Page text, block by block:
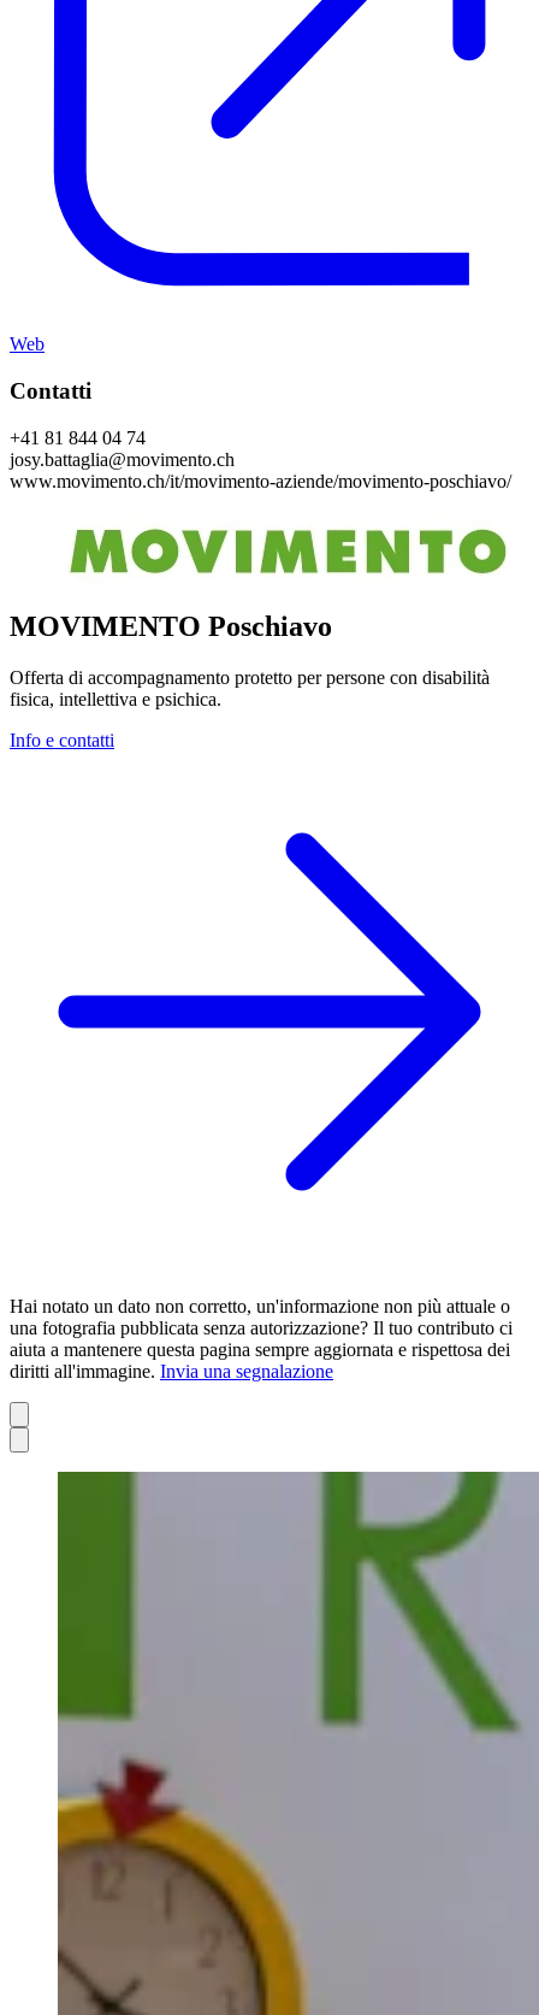
Web
Contatti
+41 81 844 04 74
josy.battaglia@movimento.ch
www.movimento.ch/it/movimento-aziende/movimento-poschiavo/
MOVIMENTO Poschiavo
Offerta di accompagnamento protetto per persone con disabilità
fisica, intellettiva e psichica.
Info e contatti
Hai notato un dato non corretto, un'informazione non più attuale o
una fotografia pubblicata senza autorizzazione? Il tuo contributo ci
aiuta a mantenere questa pagina sempre aggiornata e rispettosa dei
diritti all'immagine. Invia una segnalazione